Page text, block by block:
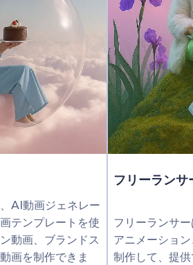
AI動画ジェネレー
テンプレートを使
動画、ブランドス
画を制作できま
フリーランサ
フリーランサ
アニメーショ
制作して、提